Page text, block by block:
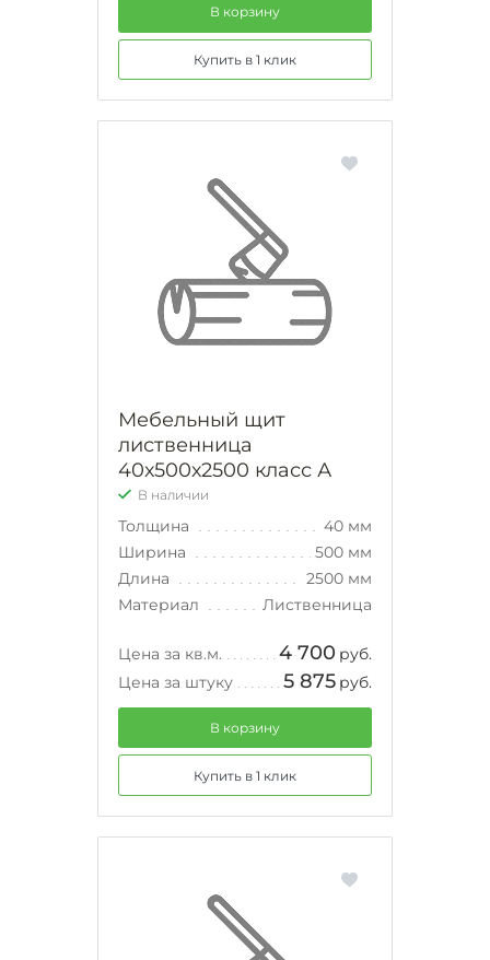
В корзину
Купить в 1 клик
Мебельный щит
лиственница
40х500х2500 класс А
В наличии
Толщина
40 мм
Ширина
500 мм
Длина
2500 мм
Материал
Лиственница
Цена за кв.м. 4 700 руб.
Цена за штуку
5 875 руб.
В корзину
Купить в 1 клик